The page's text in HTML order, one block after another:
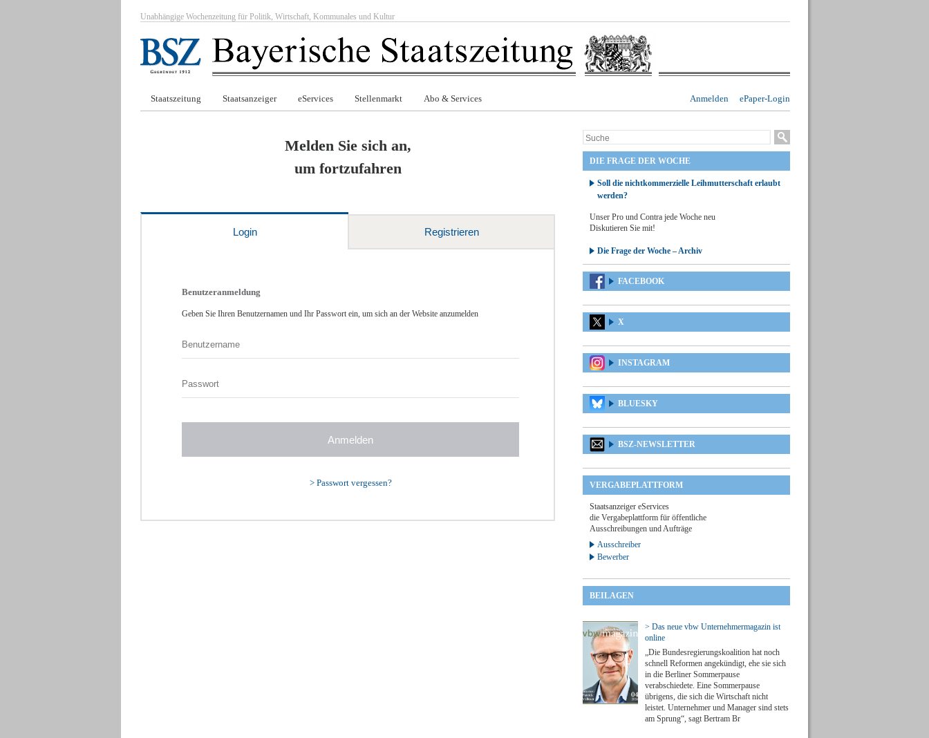
Unabhängige Wochenzeitung für Politik, Wirtschaft, Kommunales und Kultur
ePaper-Login
Anmelden
Staatszeitung Staatsanzeiger eServices Stellenmarkt Abo & Services
Melden Sie sich an,
um fortzufahren
Login Registrieren
Benutzeranmeldung
Geben Sie Ihren Benutzernamen und Ihr Passwort ein, um sich an der Website anzumelden
> Passwort vergessen?
DIE FRAGE DER WOCHE
Soll die nichtkommerzielle Leihmutterschaft erlaubt
werden?
Unser Pro und Contra jede Woche neu
Diskutieren Sie mit!
Die Frage der Woche – Archiv
FACEBOOK
X
INSTAGRAM
BLUESKY
BSZ-NEWSLETTER
VERGABEPLATTFORM
Staatsanzeiger eServices
die Vergabeplattform für öffentliche
Ausschreibungen und Aufträge
Ausschreiber
Bewerber
BEILAGEN
> Das neue vbw Unternehmermagazin ist
online
„Die Bundesregierungskoalition hat noch
schnell Reformen angekündigt, ehe sie sich
in die Berliner Sommerpause
verabschiedete. Eine Sommerpause
übrigens, die sich die Wirtschaft nicht
leistet. Unternehmer und Manager sind stets
am Sprung“, sagt Bertram Br